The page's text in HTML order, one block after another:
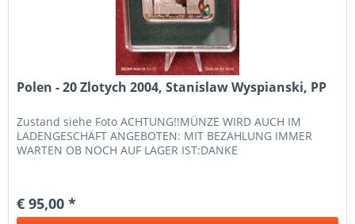
Polen - 20 Zlotych 2004, Stanislaw Wyspianski, PP
Zustand siehe Foto ACHTUNG!!MÜNZE WIRD AUCH IM
LADENGESCHÄFT ANGEBOTEN: MIT BEZAHLUNG IMMER
WARTEN OB NOCH AUF LAGER IST:DANKE
€ 95,00 *